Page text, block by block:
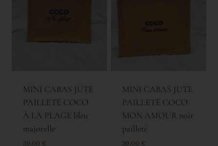
MINI CABAS JUTE
PAILLETÉ COCO
À LA PLAGE bleu
majorelle
39,00 €
MINI CABAS JUTE
PAILLETÉ COCO
MON AMOUR noir
pailleté
39,00 €